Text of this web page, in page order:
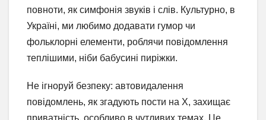
повноти, як симфонія звуків і слів. Культурно, в
Україні, ми любимо додавати гумор чи
фольклорні елементи, роблячи повідомлення
теплішими, ніби бабусині пиріжки.
Не ігноруй безпеку: автовидалення
повідомлень, як згадують пости на X, захищає
приватність, особливо в чутливих темах. Це